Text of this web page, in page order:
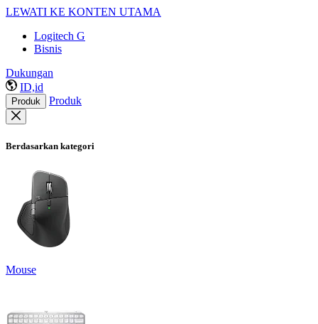
LEWATI KE KONTEN UTAMA
Logitech G
Bisnis
Dukungan
ID,id
Produk Produk
Berdasarkan kategori
Mouse